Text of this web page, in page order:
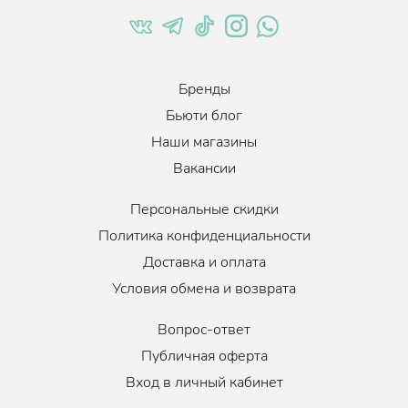
Бренды
Бьюти блог
Наши магазины
Вакансии
Персональные скидки
Политика конфиденциальности
Доставка и оплата
Условия обмена и возврата
Вопрос-ответ
Публичная оферта
Вход в личный кабинет